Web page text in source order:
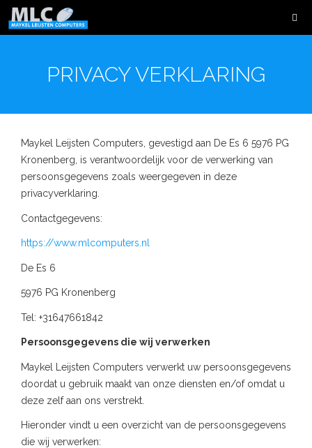
PRIVACY VERKLARING
Maykel Leijsten Computers, gevestigd aan De Es 6 5976 PG
Kronenberg, is verantwoordelijk voor de verwerking van
persoonsgegevens zoals weergegeven in deze
privacyverklaring.
Contactgegevens:
https://www.mlcomputers.nl
De Es 6
5976 PG Kronenberg
Tel: +31647661842
Persoonsgegevens die wij verwerken
Maykel Leijsten Computers verwerkt uw persoonsgegevens
doordat u gebruik maakt van onze diensten en/of omdat u
deze zelf aan ons verstrekt.
Hieronder vindt u een overzicht van de persoonsgegevens
die wij verwerken: